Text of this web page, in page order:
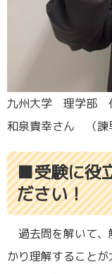
九州大学 理学部
和泉貴幸さん （諫
■受験に役
ださい！
過去問を解いて、
かり理解すること